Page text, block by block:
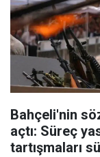
Bahçeli'nin
açtı: Süreç
tartışmaları